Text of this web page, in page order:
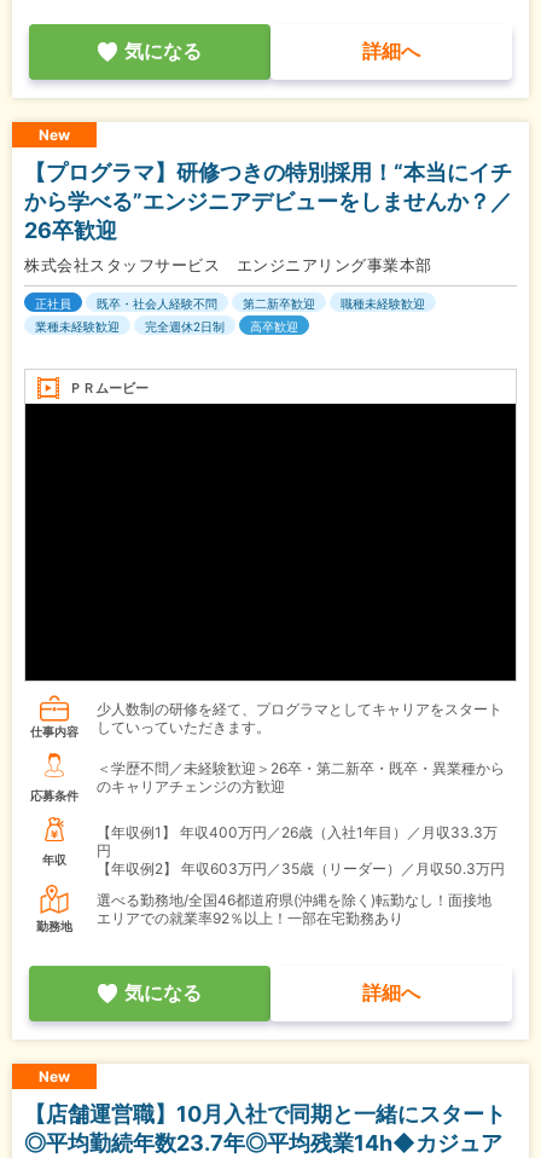
気になる 詳細へ
New
【プログラマ】研修つきの特別採用！“本当にイチ
から学べる”エンジニアデビューをしませんか？／
26卒歓迎
株式会社スタッフサービス エンジニアリング事業本部
正社員 既卒・社会人経験不問 第二新卒歓迎
職種未経験歓迎
業種未経験歓迎
完全週休2日制 高卒歓迎
ＰＲムービー
仕事内容
少人数制の研修を経て、プログラマとしてキャリアをスタート
していっていただきます。
応募条件
＜学歴不問／未経験歓迎＞26卒・第二新卒・既卒・異業種から
のキャリアチェンジの方歓迎
年収
【年収例1】
年収400万円／26歳（入社1年目）／月収33.3万
円
【年収例2】
年収603万円／35歳（リーダー）／月収50.3万円
勤務地
選べる勤務地/全国46都道府県(沖縄を除く)転勤なし！面接地
エリアでの就業率92％以上！一部在宅勤務あり
気になる 詳細へ
New
【店舗運営職】10月入社で同期と一緒にスタート
◎平均勤続年数23.7年◎平均残業14h◆カジュア